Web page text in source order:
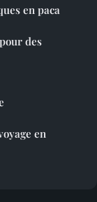
en paca
des
en